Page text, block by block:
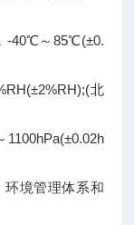
-40℃～85℃(±0.
北
境管理体系和